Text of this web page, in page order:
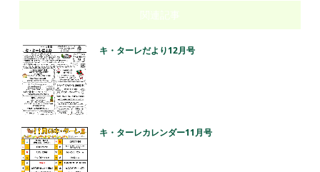
関連記事
キ・ターレだより12月号
キ・ターレカレンダー11月号